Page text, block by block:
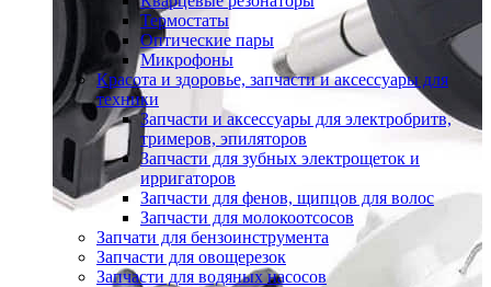
Термостаты
Оптические пары
Микрофоны
Красота и здоровье, запчасти и аксессуары для
техники
Запчасти и аксессуары для электробритв,
тримеров, эпиляторов
Запчасти для зубных электрощеток и
ирригаторов
Запчасти для фенов, щипцов для волос
Запчасти для молокоотсосов
Запчати для бензоинструмента
Запчасти для овощерезок
Запчасти для водяных насосов